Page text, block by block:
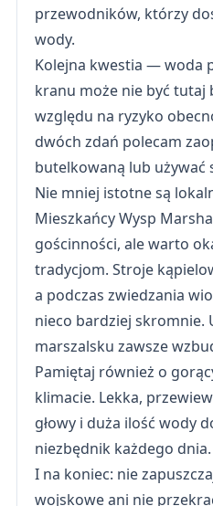
przewodników, którzy
wody.
Kolejna kwestia — woda
kranu może nie być tutaj
względu na ryzyko
dwóch zdań polecam
butelkowaną lub
Nie mniej istotne są
Mieszkańcy Wysp
gościnności, ale warto
tradycjom. Stroje
a podczas zwiedzania
nieco bardziej skromnie.
marszalsku zawsze
Pamiętaj również o
klimacie. Lekka,
głowy i duża ilość wody
niezbędnik każdego dnia.
I na koniec: nie
wojskowe ani nie